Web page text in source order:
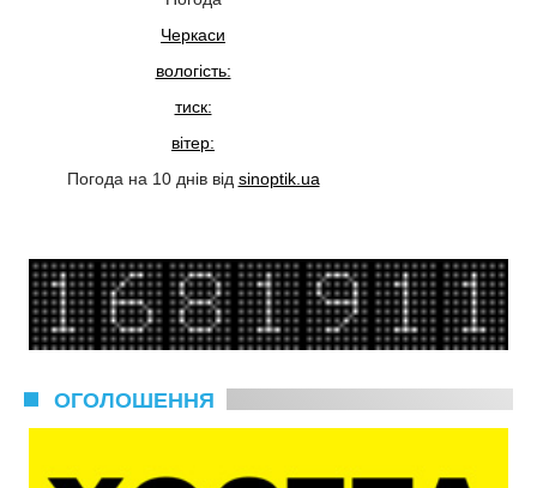
Черкаси
вологість:
тиск:
вітер:
Погода на 10 днів від sinoptik.ua
ОГОЛОШЕННЯ